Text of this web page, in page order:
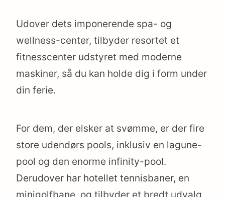
Udover dets imponerende spa- og
wellness-center, tilbyder resortet et
fitnesscenter udstyret med moderne
maskiner, så du kan holde dig i form under
din ferie.
For dem, der elsker at svømme, er der fire
store udendørs pools, inklusiv en lagune-
pool og den enorme infinity-pool.
Derudover har hotellet tennisbaner, en
minigolfbane, og tilbyder et bredt udvalg